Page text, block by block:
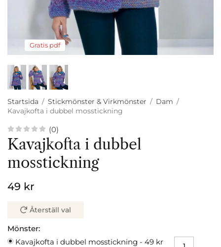
Gratis pdf
Startsida / Stickmönster & Virkmönster / Dam /
Kavajkofta i dubbel mosstickning
(0)
Kavajkofta i dubbel
mosstickning
49 kr
Återställ val
Mönster:
Kavajkofta i dubbel mosstickning - 49 kr